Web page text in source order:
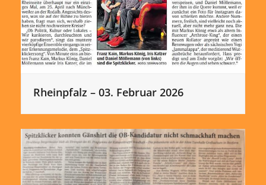
Rheinpfalz – 03. Februar 2026